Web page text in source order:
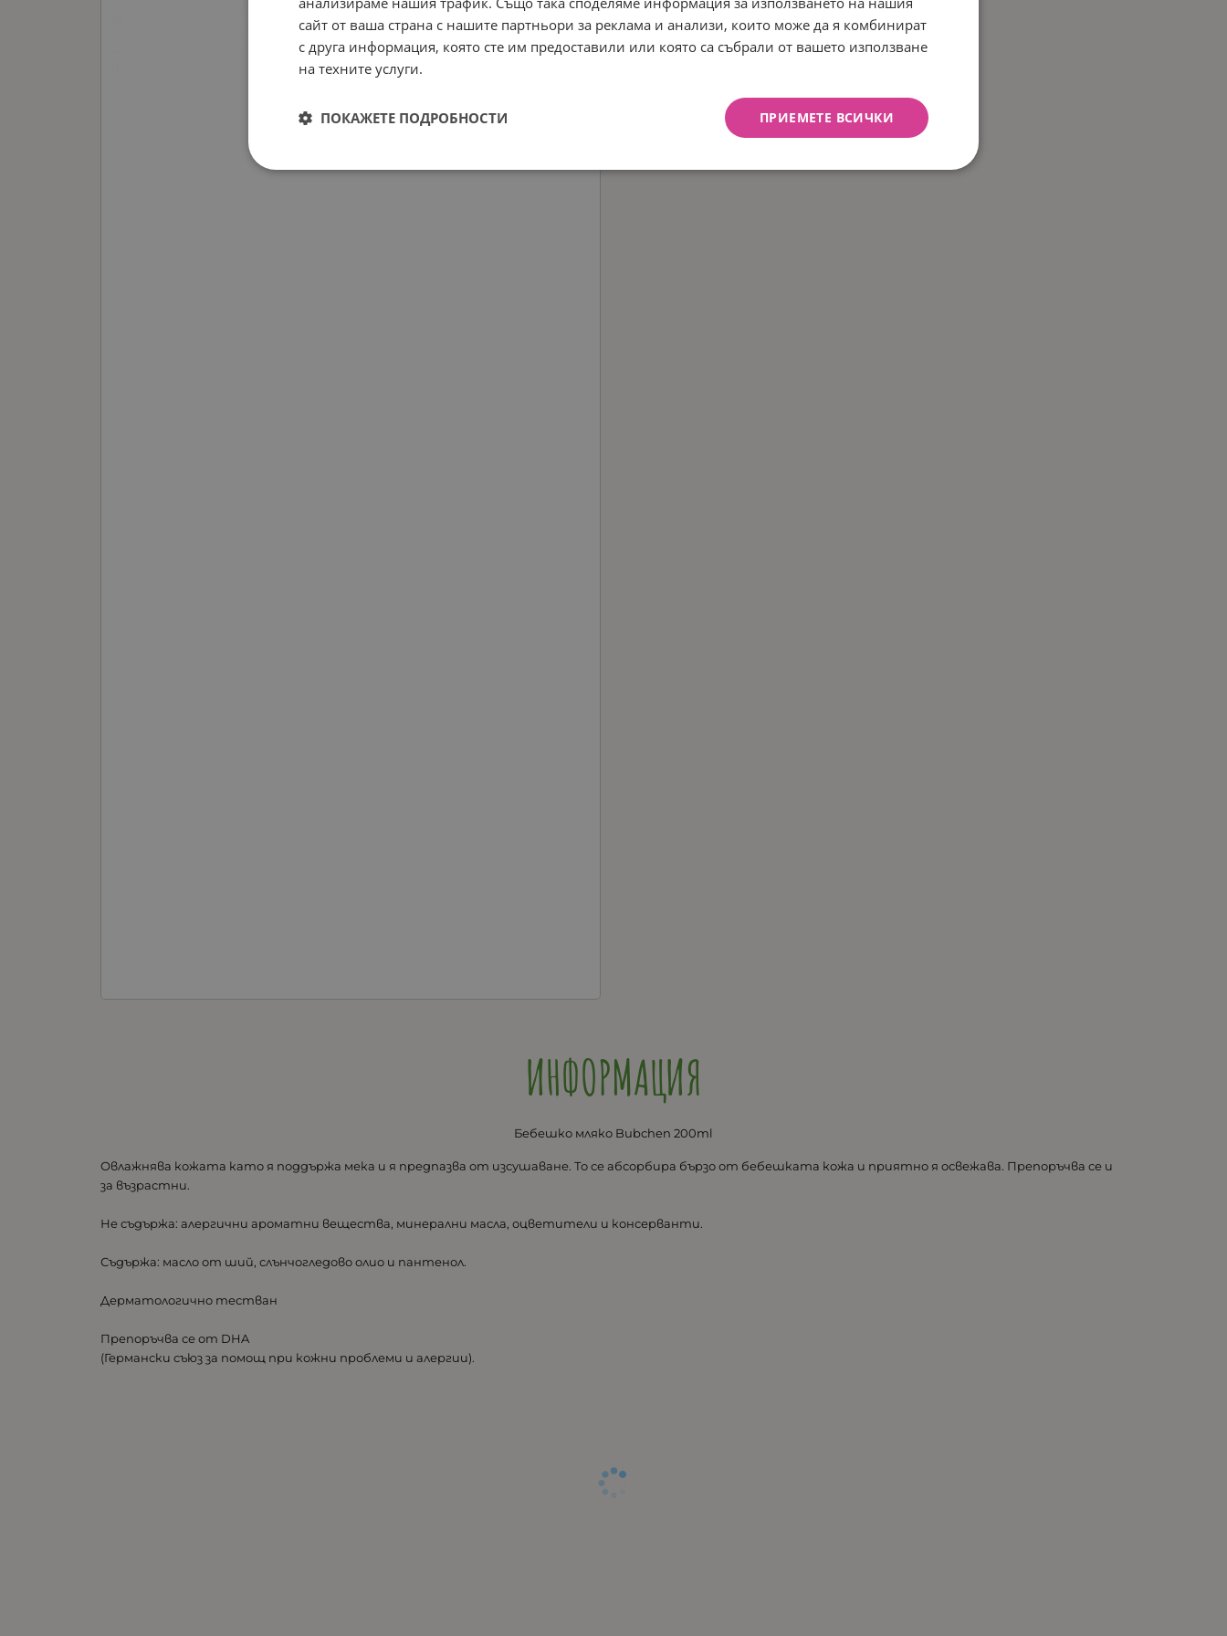
ИНФОРМАЦИЯ
Бебешко мляко Bubchen 200ml
Овлажнява кожата като я поддържа мека и я предпазва от изсушаване. То се абсорбира бързо от бебешката кожа и приятно я освежава. Препоръчва се и
за възрастни.
Не съдържа: алергични ароматни вещества, минерални масла, оцветители и консерванти.
Съдържа: масло от ший, слънчогледово олио и пантенол.
Дерматологично тестван
Препоръчва се от DHA
(Германски съюз за помощ при кожни проблеми и алергии).
сайт от ваша страна с нашите партньори за реклама и анализи, които може да я комбинират
с друга информация, която сте им предоставили или която са събрали от вашето използване
на техните услуги.
ПРИЕМЕТЕ ВСИЧКИ
ПОКАЖЕТЕ ПОДРОБНОСТИ